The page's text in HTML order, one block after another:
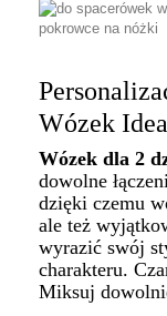
Wózek
Wózek dla 2
dowolne
dzięki czemu
ale też
wyrazić swój
charakteru.
Miksuj